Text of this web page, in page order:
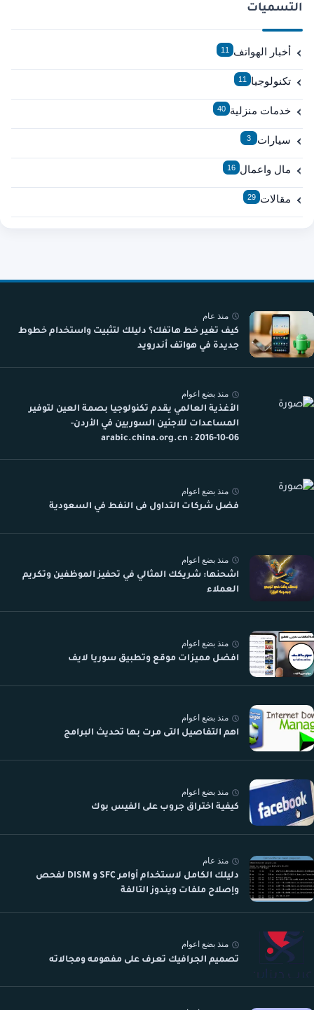
التسميات
أخبار الهواتف 11
تكنولوجيا 11
خدمات منزلية 40
سيارات 3
مال واعمال 16
مقالات 29
منذ عام
كيف تغير خط هاتفك؟ دليلك لتثبيت واستخدام خطوط
جديدة في هواتف أندرويد
منذ بضع اعوام
الأغذية العالمي يقدم تكنولوجيا بصمة العين لتوفير
المساعدات للاجئين السوريين في الأردن-
arabic.china.org.cn : 2016-10-06
منذ بضع اعوام
فضل شركات التداول فى النفط في السعودية
منذ بضع اعوام
اشحنها: شريكك المثالي في تحفيز الموظفين وتكريم
العملاء
منذ بضع اعوام
افضل مميزات موقع وتطبيق سوريا لايف
منذ بضع اعوام
اهم التفاصيل التى مرت بها تحديث البرامج
منذ بضع اعوام
كيفية اختراق جروب على الفيس بوك
منذ عام
دليلك الكامل لاستخدام أوامر SFC و DISM لفحص
وإصلاح ملفات ويندوز التالفة
منذ بضع اعوام
تصميم الجرافيك تعرف على مفهومه ومجالاته